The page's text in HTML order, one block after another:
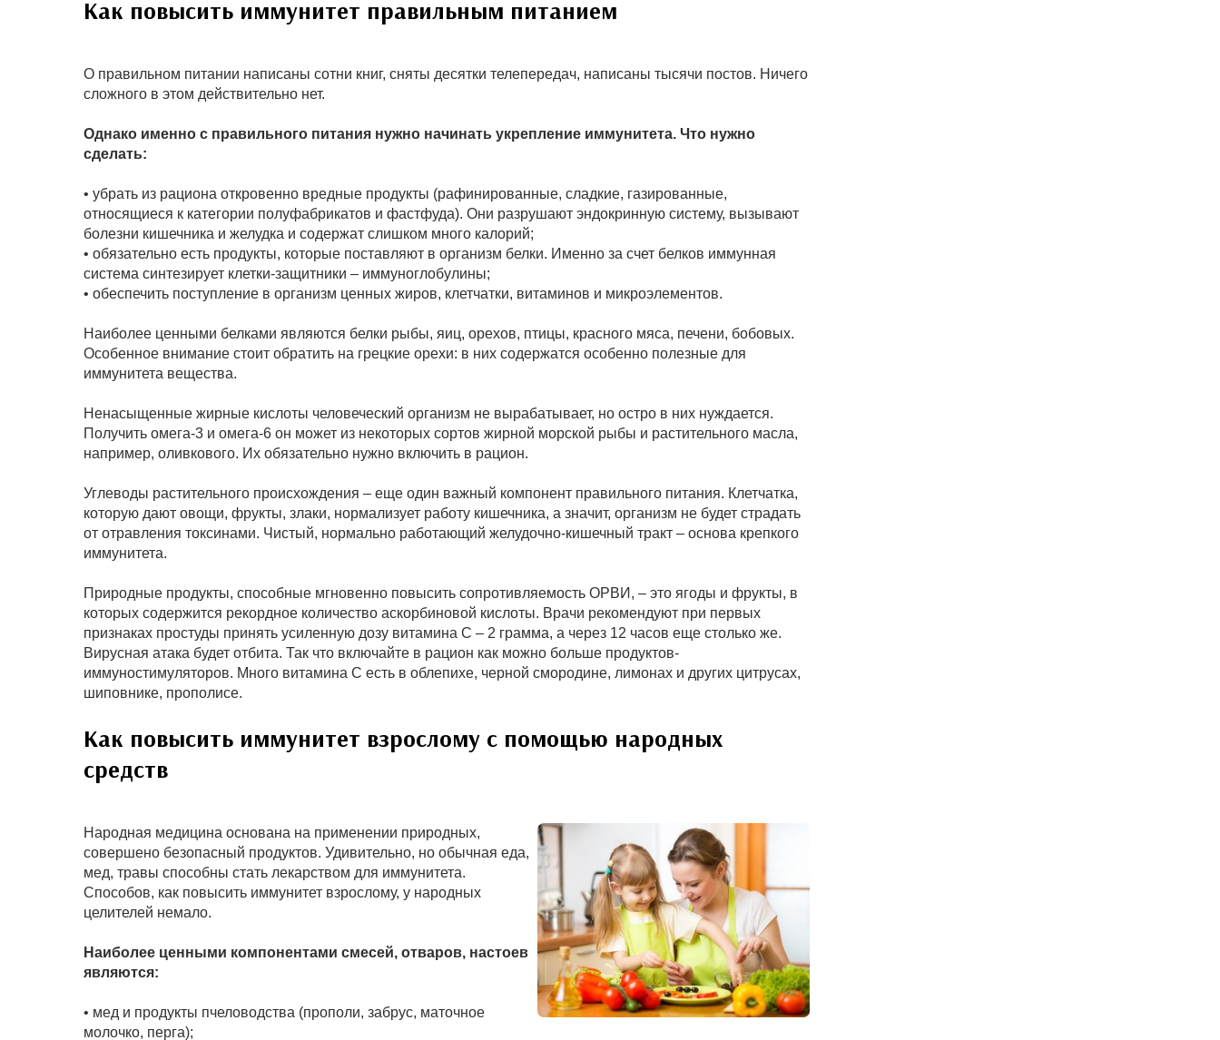
Как повысить иммунитет правильным питанием
О правильном питании написаны сотни книг, сняты десятки телепередач, написаны тысячи постов. Ничего
сложного в этом действительно нет.
Однако именно с правильного питания нужно начинать укрепление иммунитета. Что нужно
сделать:
• убрать из рациона откровенно вредные продукты (рафинированные, сладкие, газированные,
относящиеся к категории полуфабрикатов и фастфуда). Они разрушают эндокринную систему, вызывают
болезни кишечника и желудка и содержат слишком много калорий;
• обязательно есть продукты, которые поставляют в организм белки. Именно за счет белков иммунная
система синтезирует клетки-защитники – иммуноглобулины;
• обеспечить поступление в организм ценных жиров, клетчатки, витаминов и микроэлементов.
Наиболее ценными белками являются белки рыбы, яиц, орехов, птицы, красного мяса, печени, бобовых.
Особенное внимание стоит обратить на грецкие орехи: в них содержатся особенно полезные для
иммунитета вещества.
Ненасыщенные жирные кислоты человеческий организм не вырабатывает, но остро в них нуждается.
Получить омега-3 и омега-6 он может из некоторых сортов жирной морской рыбы и растительного масла,
например, оливкового. Их обязательно нужно включить в рацион.
Углеводы растительного происхождения – еще один важный компонент правильного питания. Клетчатка,
которую дают овощи, фрукты, злаки, нормализует работу кишечника, а значит, организм не будет страдать
от отравления токсинами. Чистый, нормально работающий желудочно-кишечный тракт – основа крепкого
иммунитета.
Природные продукты, способные мгновенно повысить сопротивляемость ОРВИ, – это ягоды и фрукты, в
которых содержится рекордное количество аскорбиновой кислоты. Врачи рекомендуют при первых
признаках простуды принять усиленную дозу витамина С – 2 грамма, а через 12 часов еще столько же.
Вирусная атака будет отбита. Так что включайте в рацион как можно больше продуктов-
иммуностимуляторов. Много витамина С есть в облепихе, черной смородине, лимонах и других цитрусах,
шиповнике, прополисе.
Как повысить иммунитет взрослому с помощью народных
средств
Народная медицина основана на применении природных,
совершено безопасный продуктов. Удивительно, но обычная еда,
мед, травы способны стать лекарством для иммунитета.
Способов, как повысить иммунитет взрослому, у народных
целителей немало.
Наиболее ценными компонентами смесей, отваров, настоев
являются:
• мед и продукты пчеловодства (прополи, забрус, маточное
молочко, перга);